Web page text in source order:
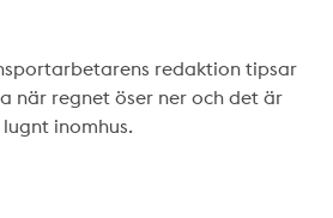
redaktion tipsar
när regnet öser ner och det är
inomhus.